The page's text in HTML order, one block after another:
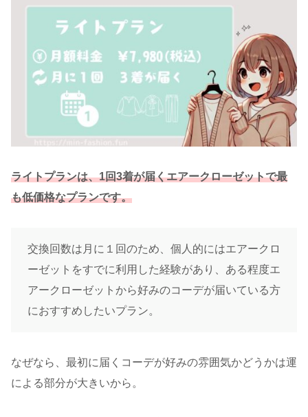
ライトプランは、1回3着が届くエアークローゼットで最
も低価格なプランです。
交換回数は月に１回のため、個人的にはエアークロ
ーゼットをすでに利用した経験があり、ある程度エ
アークローゼットから好みのコーデが届いている方
におすすめしたいプラン。
なぜなら、最初に届くコーデが好みの雰囲気かどうかは運
による部分が大きいから。